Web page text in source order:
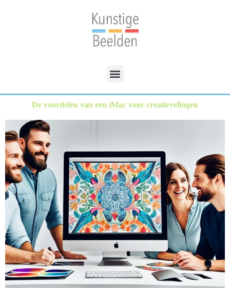
De voordelen van een iMac voor creatievelingen